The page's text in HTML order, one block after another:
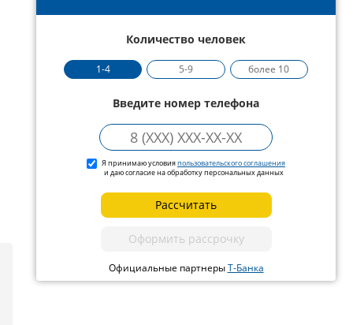
Количество человек
1-4 5-9 более 10
Введите номер телефона
Я принимаю условияпользовательского соглашения
и даю согласие на обработку персональных данных
Рассчитать
Оформить рассрочку
Официальные партнерыТ-Банка